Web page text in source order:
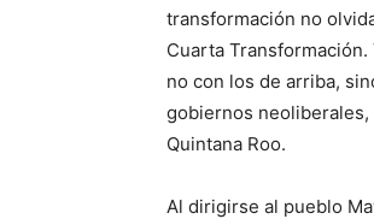
transformación no
Cuarta
no con los de arriba,
gobiernos neoliberales,
Quintana Roo.
Al dirigirse al pueblo